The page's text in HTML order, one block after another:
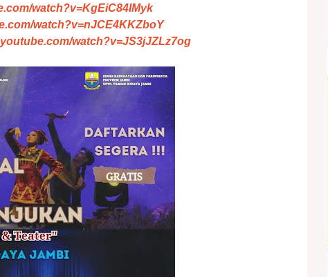
watch?v=KgEiC84IMyk
watch?v=nJCE4KKZboY
watch?v=JS3jJZLz7og